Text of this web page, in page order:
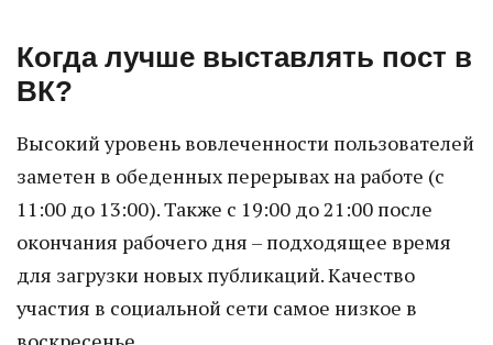
Когда лучше выставлять пост в
ВК?
Высокий уровень вовлеченности пользователей
заметен в обеденных перерывах на работе (с
11:00 до 13:00). Также с 19:00 до 21:00 после
окончания рабочего дня – подходящее время
для загрузки новых публикаций. Качество
участия в социальной сети самое низкое в